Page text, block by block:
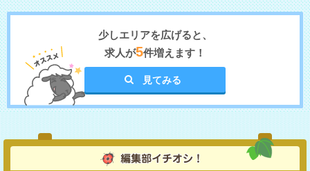
少しエリアを広げると、
求人が5件増えます！
見てみる